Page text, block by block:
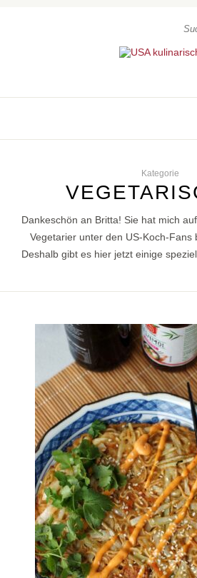
Kategorie
Dankeschön an Britta! Sie hat mich
Vegetarier unter den US-Koch-Fans
Deshalb gibt es hier jetzt einige